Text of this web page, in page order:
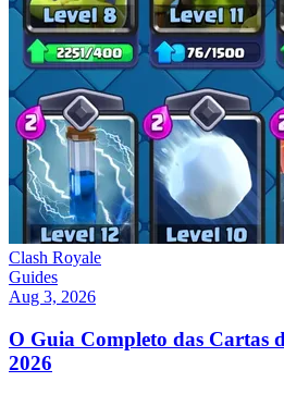
Clash Royale
Guides
Aug 3, 2026
O Guia Completo das Cartas
2026